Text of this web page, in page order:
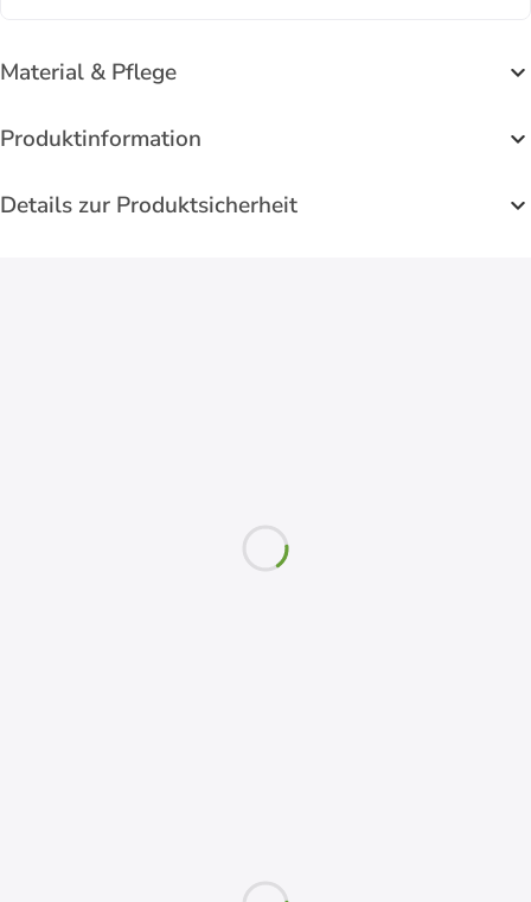
Material & Pflege
Produktinformation
Details zur Produktsicherheit